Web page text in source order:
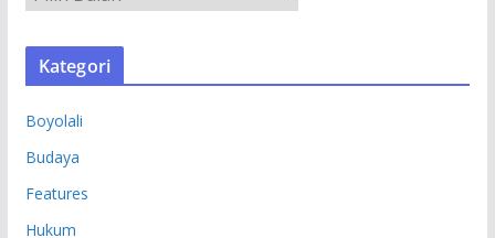
R
S
Kategori
Boyolali
Budaya
Features
Hukum